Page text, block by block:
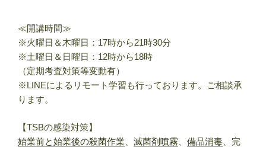
≪開講時間≫
※火曜日＆木曜日：17時から21時30分
※土曜日＆日曜日：12時から18時
（定期考査対策等変動有）
※LINEによるリモート学習も行っております。ご相談承
ります。
【TSBの感染対策】
始業前と始業後の殺菌作業
滅菌剤噴霧 備品消毒 、完